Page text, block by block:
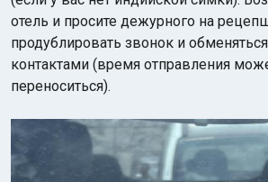
отель и просите дежурного на
продублировать звонок и
контактами (время отправления
переноситься).